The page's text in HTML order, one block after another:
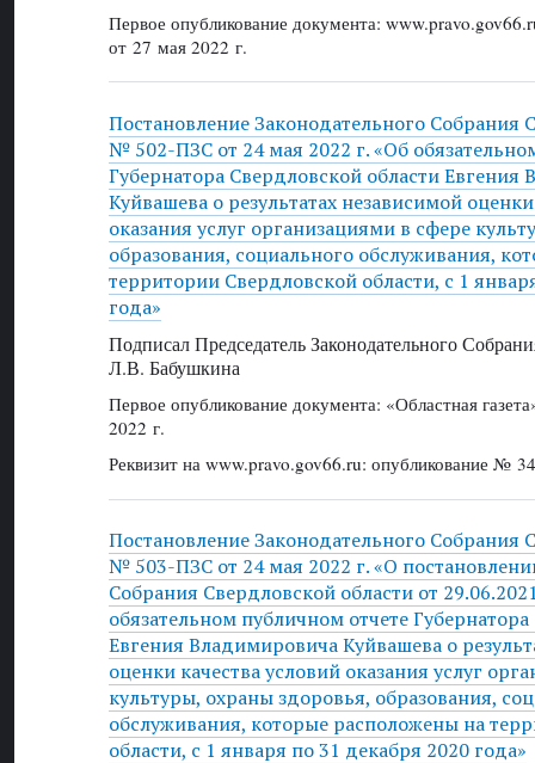
Первое опубликование документа:
от 27 мая 2022 г.
Постановление Законодательного Собрания
№ 502-ПЗС от 24 мая 2022 г. «Об
Губернатора Свердловской области Евгения
Куйвашева о результатах независимой
оказания услуг организациями в сфере
образования, социального обслуживания,
территории Свердловской области, с 1
года»
Подписал Председатель Законодательного
Л.В. Бабушкина
Первое опубликование документа: «Областная
2022 г.
Реквизит на www.pravo.gov66.ru: опубликование №
Постановление Законодательного Собрания
№ 503-ПЗС от 24 мая 2022 г. «О
Собрания Свердловской области от
обязательном публичном отчете
Евгения Владимировича Куйвашева о
оценки качества условий оказания услуг
культуры, охраны здоровья, образования,
обслуживания, которые расположены на
области, с 1 января по 31 декабря 2020 года»